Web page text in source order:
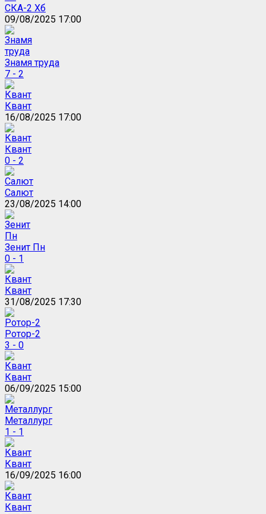
СКА-2 Хб
09/08/2025 17:00
Знамя труда
7 - 2
Квант
16/08/2025 17:00
Квант
0 - 2
Салют
23/08/2025 14:00
Зенит Пн
0 - 1
Квант
31/08/2025 17:30
Ротор-2
3 - 0
Квант
06/09/2025 15:00
Металлург
1 - 1
Квант
16/09/2025 16:00
Квант